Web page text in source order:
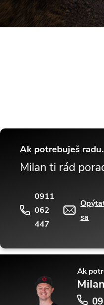
Ak potrebuješ
Milan ti rád
0911
062
447
sa
Ak